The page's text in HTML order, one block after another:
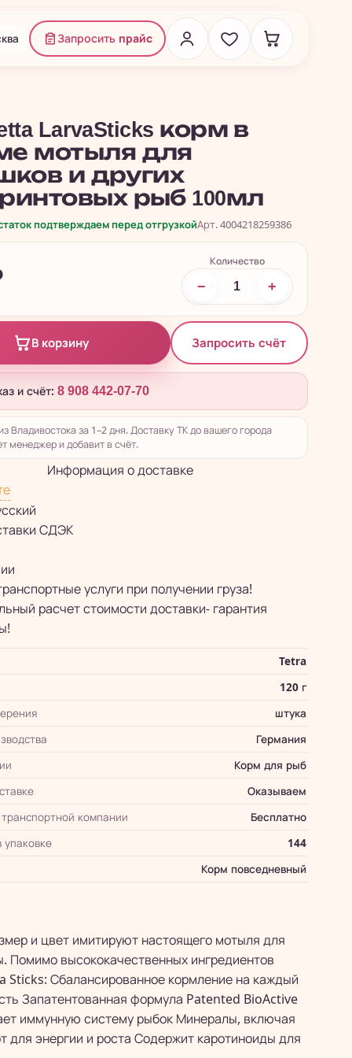
Запросить прайс
LarvaSticks корм в
мотыля для
и других
рыб 100мл
подтверждаем перед отгрузкойАрт. 4004218259386
Количество
− +
В корзину Запросить счёт
и счёт: 8 908 442-07-70
Владивостока за 1–2 дня. Доставку ТК до вашего города
менеджер и добавит в счёт.
Информация о доставке
СДЭК
услуги при получении груза!
расчет стоимости доставки- гарантия
Tetra
120 г
штука
Германия
Корм для рыб
Оказываем
компании
Бесплатно
упаковке
144
Корм повседневный
и цвет имитируют настоящего мотыля для
Помимо высококачественных ингредиентов
Сбалансированное кормление на каждый
Запатентованная формула Patented BioActive
иммунную систему рыбок Минералы, включая
энергии и роста Содержит каротиноиды для